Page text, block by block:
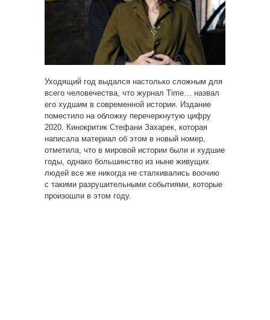
Уходящий год выдался настолько сложным для
всего человечества, что журнал Time… назвал
его худшим в современной истории. Издание
поместило на обложку перечеркнутую цифру
2020. Кинокритик Стефани Захарек, которая
написала материал об этом в новый номер,
отметила, что в мировой истории были и худшие
годы, однако большинство из ныне живущих
людей все же никогда не сталкивались воочию
с такими разрушительными событиями, которые
произошли в этом году.